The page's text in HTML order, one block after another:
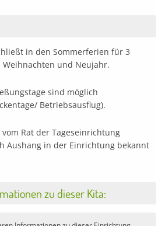
in den Sommerferien für 3
und Neujahr.
sind möglich
Betriebsausflug).
Rat der Tageseinrichtung
Aushang in der Einrichtung bekannt
zu dieser Kita: